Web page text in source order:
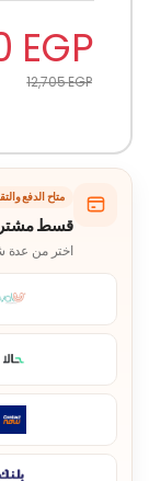
EGP
12,705EGP
متاح الدفع
قسط
اختر من عدة